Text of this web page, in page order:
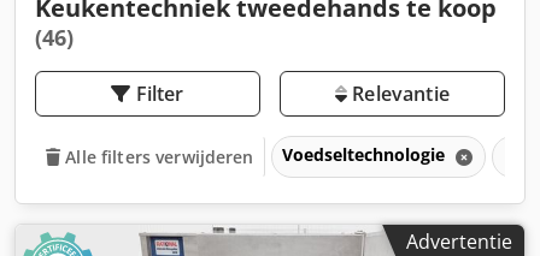
Keukentechniek tweedehands te koop
(46)
Filter Relevantie
Alle filters verwijderen Voedseltechnologie
Advertentie